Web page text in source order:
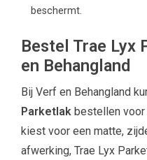
beschermt.
Bestel Trae Lyx
en Behangland
Bij Verf en Behangland
Parketlak bestellen
kiest voor een matte,
afwerking, Trae Lyx